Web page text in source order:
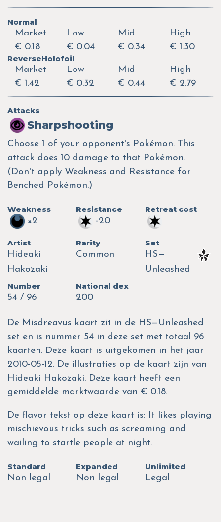
Normal
Market
€ 0.18
Low
€ 0.04
Mid
€ 0.34
High
€ 1.30
ReverseHolofoil
Market
€ 1.42
Low
€ 0.32
Mid
€ 0.44
High
€ 2.79
Attacks
Sharpshooting
Choose 1 of your opponent's Pokémon. This
attack does 10 damage to that Pokémon.
(Don't apply Weakness and Resistance for
Benched Pokémon.)
Weakness
×2
Resistance
-20
Retreat cost
Artist
Hideaki
Hakozaki
Rarity
Common
Set
HS—
Unleashed
Number
54 / 96
National dex
200
De Misdreavus kaart zit in de HS—Unleashed
set en is nummer 54 in deze set met totaal 96
kaarten. Deze kaart is uitgekomen in het jaar
2010-05-12. De illustraties op de kaart zijn van
Hideaki Hakozaki. Deze kaart heeft een
gemiddelde marktwaarde van € 0.18.
De flavor tekst op deze kaart is: It likes playing
mischievous tricks such as screaming and
wailing to startle people at night.
Standard
Non legal
Expanded
Non legal
Unlimited
Legal